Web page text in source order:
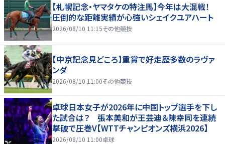
【札幌記念・ヤマタケの特注馬】今年は大混戦！
圧倒的な距離実績が心強いシェイクユアハート
2026/08/10 11:15その他競技
【中京記念見どころ】重賞で好走歴多数のラヴァ
ンダ
2026/08/10 11:00その他競技
卓球日本女子が2026年に中国トップ選手を下し
た試合は？ 張本美和が王芸迪＆陳幸同を連続
撃破で圧巻V【WTTチャンピオンズ横浜2026】
2026/08/10 11:00卓球